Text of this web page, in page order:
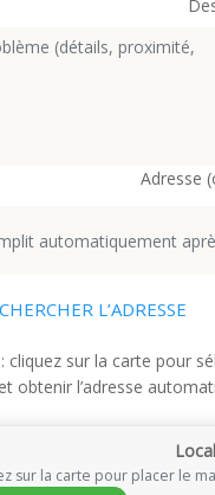
Adresse
L’ADRESSE
cliquez sur la carte pour
obtenir l’adresse
sur la carte pour placer le